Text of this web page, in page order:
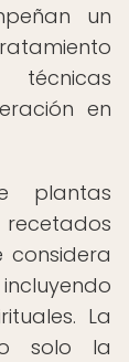
un
técnicas
en
plantas
recetados
La
solo la